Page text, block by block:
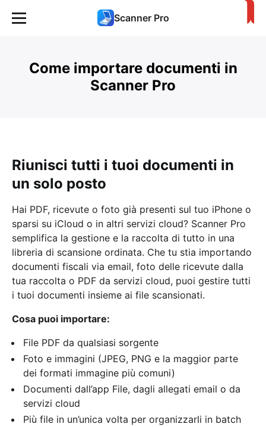
Scanner Pro
Come importare documenti in
Scanner Pro
Riunisci tutti i tuoi documenti in
un solo posto
Hai PDF, ricevute o foto già presenti sul tuo iPhone o
sparsi su iCloud o in altri servizi cloud? Scanner Pro
semplifica la gestione e la raccolta di tutto in una
libreria di scansione ordinata. Che tu stia importando
documenti fiscali via email, foto delle ricevute dalla
tua raccolta o PDF da servizi cloud, puoi gestire tutti
i tuoi documenti insieme ai file scansionati.
Cosa puoi importare:
File PDF da qualsiasi sorgente
Foto e immagini (JPEG, PNG e la maggior parte
dei formati immagine più comuni)
Documenti dall’app File, dagli allegati email o da
servizi cloud
Più file in un’unica volta per organizzarli in batch